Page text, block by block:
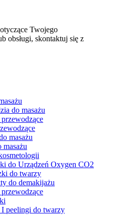
Twojego
obsługi, skontaktuj się z
do masażu
masażu
masażu
do Urządzeń Oxygen CO2
do twarzy
do demakijażu
peelingi do twarzy